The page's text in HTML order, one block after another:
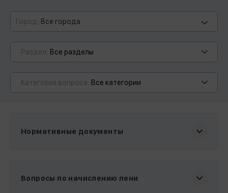
Город: Все города
Раздел: Все разделы
Категория вопроса: Все категории
Нормативные документы
Вопросы по начислению пени